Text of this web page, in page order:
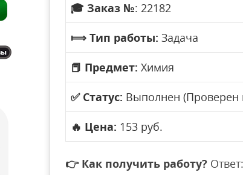
🎓 Заказ №: 22182
⟾ Тип работы: Задача
📕 Предмет: Химия
✅ Статус: Выполнен (Проверен
🔥 Цена: 153 руб.
👉 Как получить работу? Ответ: